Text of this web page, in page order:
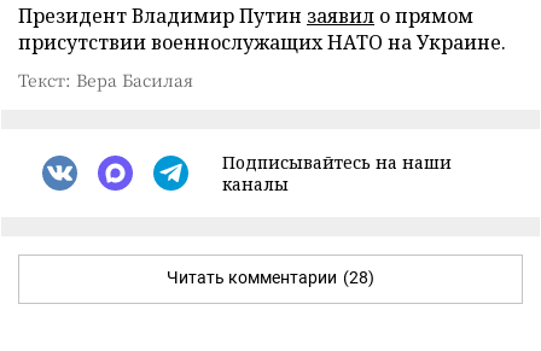
Президент Владимир Путин заявил о прямом
присутствии военнослужащих НАТО на Украине.
Текст: Вера Басилая
Подписывайтесь на наши
каналы
Читать комментарии (28)